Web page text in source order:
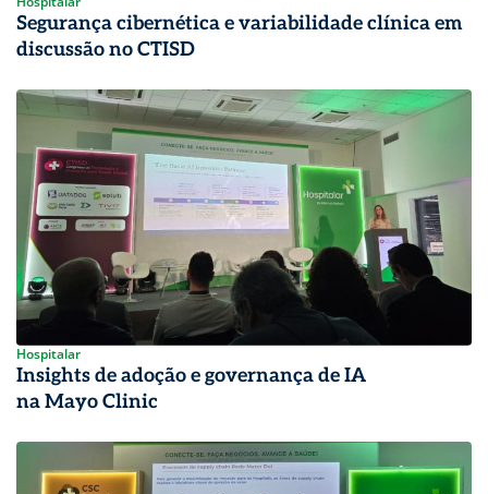
Segurança cibernética e variabilidade clínica em
discussão no CTISD
Hospitalar
Insights de adoção e governança de IA
na Mayo Clinic